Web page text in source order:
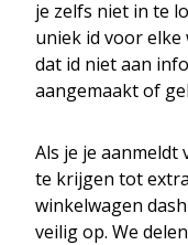
je zelfs niet in te
uniek id voor
dat id niet aan
aangemaakt of
Als je je
te krijgen tot
winkelwagen
veilig op. We